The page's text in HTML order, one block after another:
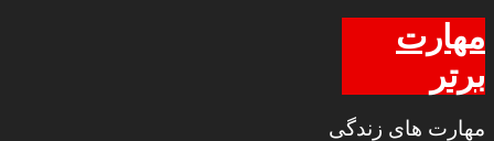
مهارت
برتر
مهارت های زندگی